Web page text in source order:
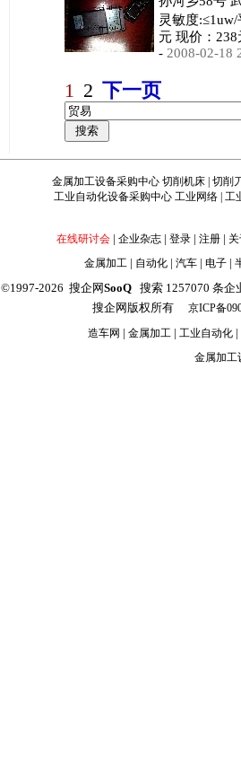
灵敏度
元 现价：238
- 2008-02-18
1 2 下一页
金属加工设备采购中心 切削机床| 切削
工业自动化设备采购中心 工业网络 工
在线研讨会 | 企业杂志 | 登录 | 注册 |
金属加工| 自动化| 汽车| 电子|
©1997-2026 搜企网SooQ搜索 1257070 条企
搜企网版权所有 京ICP备
造车网 | 金属加工 | 工业自动化 |
金属加工